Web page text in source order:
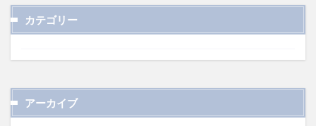
カテゴリー
アーカイブ